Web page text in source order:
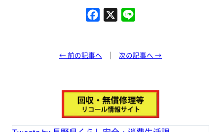
e
o
k
e
← 前の記事へ 次の記事へ →